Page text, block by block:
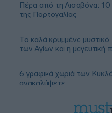
Πέρα από τη Λισαβόνα: 10
της Πορτογαλίας
Το καλά κρυμμένο
των Αγίων και η μαγευτική
6 γραφικά χωριά των
ανακαλύψετε